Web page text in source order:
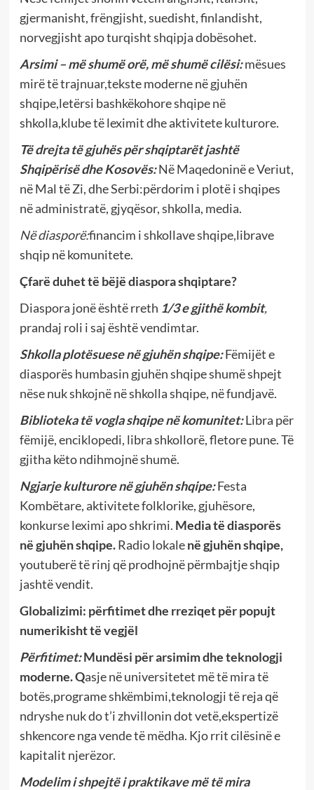
gjermanisht, frëngjisht, suedisht, finlandisht,
norvegjisht apo turqisht shqipja dobësohet.
Arsimi – më shumë orë, më shumë cilësi:mësues
mirë të trajnuar,tekste moderne në gjuhën
shqipe,letërsi bashkëkohore shqipe në
shkolla,klube të leximit dhe aktivitete kulturore.
Të drejta të gjuhës për shqiptarët jashtë
Shqipërisë dhe Kosovës:Në Maqedoninë e Veriut,
në Mal të Zi, dhe Serbi:përdorim i plotë i shqipes
në administratë, gjyqësor, shkolla, media.
Në diasporë:financim i shkollave shqipe,librave
shqip në komunitete.
Çfarë duhet të bëjë diaspora shqiptare?
Diaspora jonë është rreth 1/3 e gjithë kombit,
prandaj roli i saj është vendimtar.
Shkolla plotësuese në gjuhën shqipe:Fëmijët e
diasporës humbasin gjuhën shqipe shumë shpejt
nëse nuk shkojnë në shkolla shqipe, në fundjavë.
Biblioteka të vogla shqipe në komunitet:Libra për
fëmijë, enciklopedi, libra shkollorë, fletore pune. Të
gjitha këto ndihmojnë shumë.
Ngjarje kulturore në gjuhën shqipe:Festa
Kombëtare, aktivitete folklorike, gjuhësore,
konkurse leximi apo shkrimi. Media të diasporës
në gjuhën shqipe.Radio lokalenë gjuhën shqipe,
youtuberë të rinj që prodhojnë përmbajtje shqip
jashtë vendit.
Globalizimi: përfitimet dhe rreziqet për popujt
numerikisht të vegjël
Përfitimet:Mundësi për arsimim dhe teknologji
moderne.Qasje në universitetet më të mira të
botës,programe shkëmbimi,teknologji të reja që
ndryshe nuk do t’i zhvillonin dot vetë,ekspertizë
shkencore nga vende të mëdha. Kjo rrit cilësinë e
kapitalit njerëzor.
Modelim i shpejtë i praktikave më të mira